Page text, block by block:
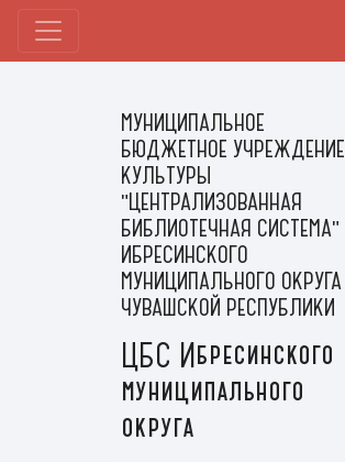
МУНИЦИПАЛЬНОЕ
БЮДЖЕТНОЕ УЧРЕЖДЕНИЕ
КУЛЬТУРЫ
"ЦЕНТРАЛИЗОВАННАЯ
БИБЛИОТЕЧНАЯ СИСТЕМА"
ИБРЕСИНСКОГО
МУНИЦИПАЛЬНОГО ОКРУГА
ЧУВАШСКОЙ РЕСПУБЛИКИ
ЦБС Ибресинского
муниципального
округа